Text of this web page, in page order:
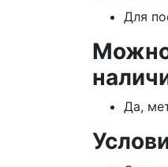
Для
Да,